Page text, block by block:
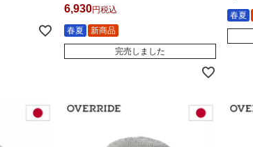
6,930 税込
春夏 新商品
完売しました
春夏